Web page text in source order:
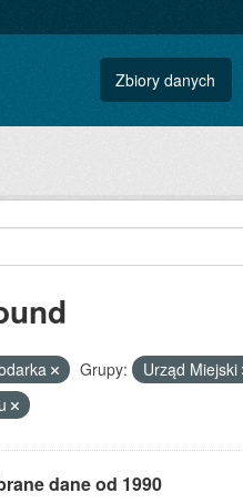
Zbiory danych
Grupy: Urząd Miejski
dane od 1990